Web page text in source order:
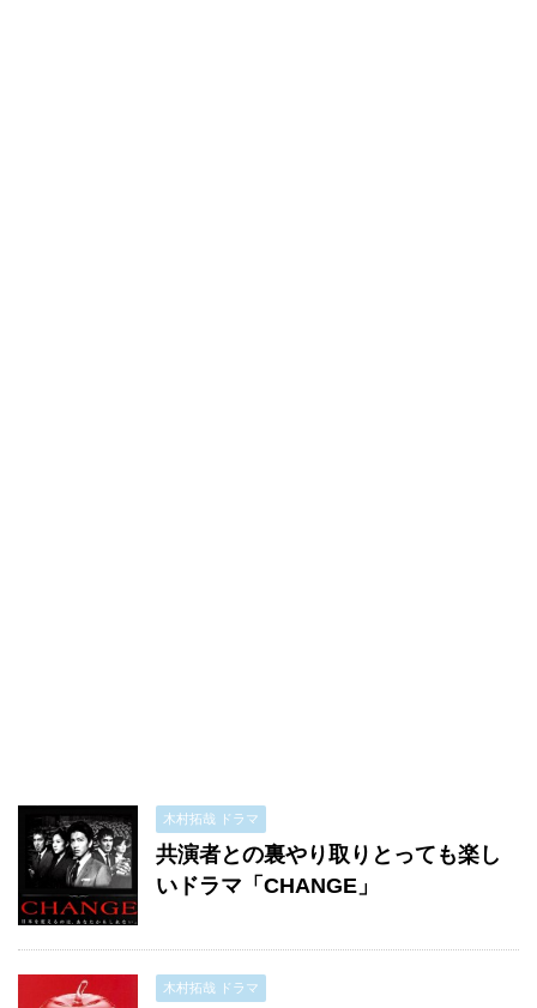
木村拓哉 ドラマ
共演者との裏やり取りとっても楽し
いドラマ「CHANGE」
木村拓哉 ドラマ